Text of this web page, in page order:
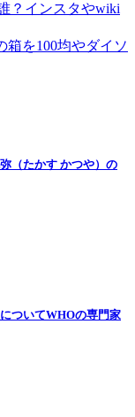
？インスタやwiki
箱を100均やダイソ
（たかす かつや）の
ついてWHOの専門家